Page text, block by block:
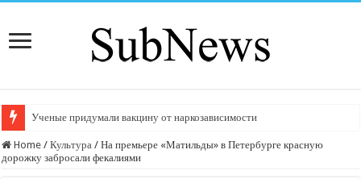
Ученые придумали вакцину от наркозависимости
Home / Культура / На премьере «Матильды» в Петербурге красную
дорожку забросали фекалиями